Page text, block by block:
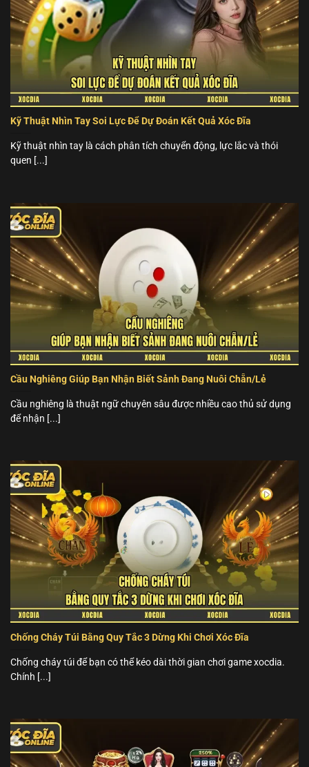
Kỹ Thuật Nhìn Tay Soi Lực Để Dự Đoán Kết Quả Xóc Đĩa
Kỹ thuật nhìn tay là cách phân tích chuyển động, lực lắc và thói
quen [...]
Cầu Nghiêng Giúp Bạn Nhận Biết Sảnh Đang Nuôi Chẵn/Lẻ
Cầu nghiêng là thuật ngữ chuyên sâu được nhiều cao thủ sử dụng
để nhận [...]
Chống Cháy Túi Bằng Quy Tắc 3 Dừng Khi Chơi Xóc Đĩa
Chống cháy túi để bạn có thể kéo dài thời gian chơi game xocdia.
Chính [...]